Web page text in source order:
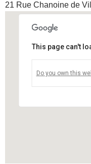
21 Rue Chanoine de
21 Rue Chanoine
Voir Évènements
This page can't
Do you own this